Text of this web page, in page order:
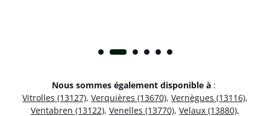
Nous sommes également disponible à :
Vitrolles (13127), Verquières (13670), Vernègues (13116),
Ventabren (13122), Venelles (13770), Velaux (13880),